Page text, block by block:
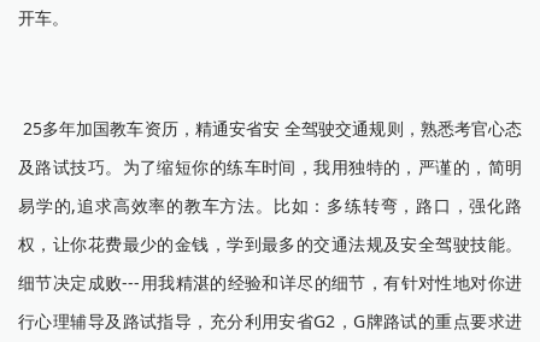
开车。
25多年加国教车资历，精通安省安 全驾驶交通规则，熟悉考官心态
及路试技巧。为了缩短你的练车时间，我用独特的，严谨的，简明
易学的,追求高效率的教车方法。比如：多练转弯，路口，强化路
权，让你花费最少的金钱，学到最多的交通法规及安全驾驶技能。
细节决定成败---用我精湛的经验和详尽的细节，有针对性地对你进
行心理辅导及路试指导，充分利用安省G2，G牌路试的重点要求进